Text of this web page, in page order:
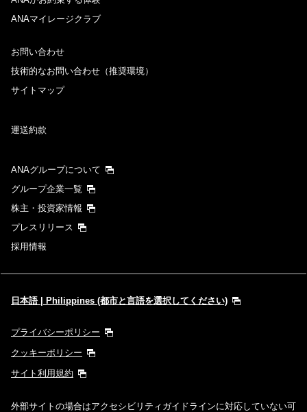
ANAマイレージクラブ
お問い合わせ
技術的なお問い合わせ（推奨環境）
サイトマップ
運送約款
ANAグループについて
グループ企業一覧
株主・投資家情報
プレスリリース
採用情報
日本語 | Philippines (都市と言語を選択してください)
プライバシーポリシー
クッキーポリシー
サイト利用規約
外部サイトの場合はアクセシビリティガイドラインに対応していない可